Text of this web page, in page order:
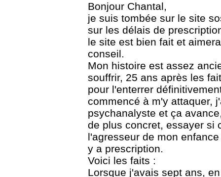
Bonjour Chantal,
je suis tombée sur le site
sur les délais de
le site est bien fait et
conseil.
Mon histoire est assez
souffrir, 25 ans après les
pour l'enterrer
commencé à m'y attaquer,
psychanalyste et ça
de plus concret, essayer si
l'agresseur de mon
y a prescription.
Voici les faits :
Lorsque j'avais sept ans,